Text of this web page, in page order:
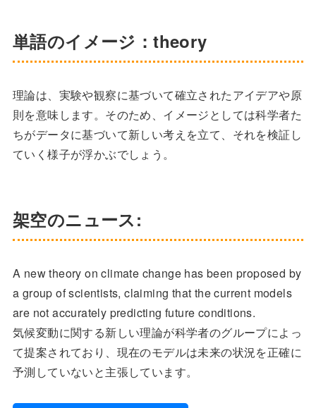
単語のイメージ：theory
理論は、実験や観察に基づいて確立されたアイデアや原
則を意味します。そのため、イメージとしては科学者た
ちがデータに基づいて新しい考えを立て、それを検証し
ていく様子が浮かぶでしょう。
架空のニュース:
A new theory on climate change has been proposed by
a group of scientists, claiming that the current models
are not accurately predicting future conditions.
気候変動に関する新しい理論が科学者のグループによっ
て提案されており、現在のモデルは未来の状況を正確に
予測していないと主張しています。